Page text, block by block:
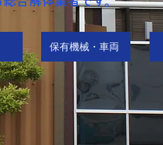
保有機械・車両